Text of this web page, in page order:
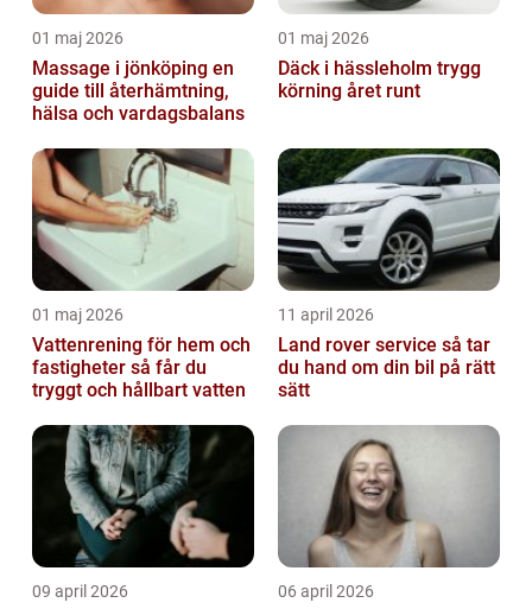
01 maj 2026
Massage i jönköping en
guide till återhämtning,
hälsa och vardagsbalans
01 maj 2026
Däck i hässleholm trygg
körning året runt
01 maj 2026
Vattenrening för hem och
fastigheter så får du
tryggt och hållbart vatten
11 april 2026
Land rover service så tar
du hand om din bil på rätt
sätt
09 april 2026 06 april 2026